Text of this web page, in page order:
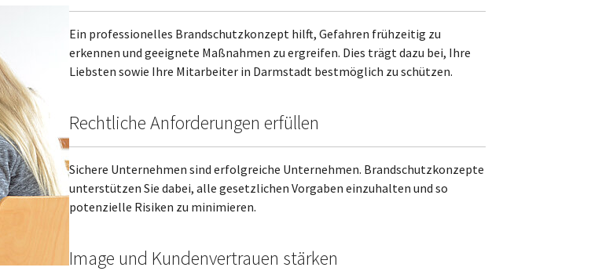
Ein professionelles Brandschutzkonzept hilft, Gefahren frühzeitig zu
erkennen und geeignete Maßnahmen zu ergreifen. Dies trägt dazu bei, Ihre
Liebsten sowie Ihre Mitarbeiter in Darmstadt bestmöglich zu schützen.
Rechtliche Anforderungen erfüllen
Sichere Unternehmen sind erfolgreiche Unternehmen. Brandschutzkonzepte
unterstützen Sie dabei, alle gesetzlichen Vorgaben einzuhalten und so
potenzielle Risiken zu minimieren.
Image und Kundenvertrauen stärken